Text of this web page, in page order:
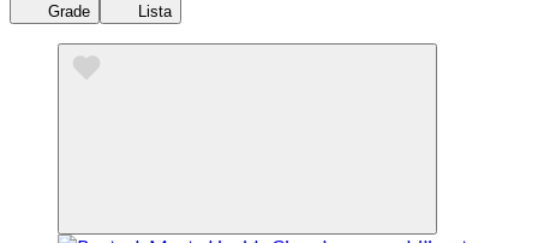
Grade Lista